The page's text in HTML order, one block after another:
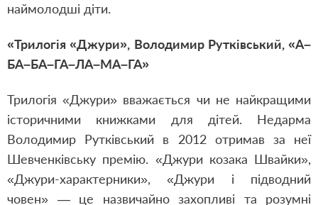
наймолодші діти.
«Трилогія «Джури», Володимир Рутківський, «А–
БА–БА–ГА–ЛА–МА–ГА»
Трилогія «Джури» вважається чи не найкращими
історичними книжками для дітей. Недарма
Володимир Рутківський в 2012 отримав за неї
Шевченківську премію. «Джури козака Швайки»,
«Джури-характерники», «Джури і підводний
човен» — це назвичайно захопливі та розумні